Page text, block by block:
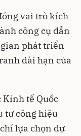
vai trò kích
công cụ dẫn
phát triển
dài hạn của
Kinh tế Quốc
tư công hiệu
lựa chọn dự